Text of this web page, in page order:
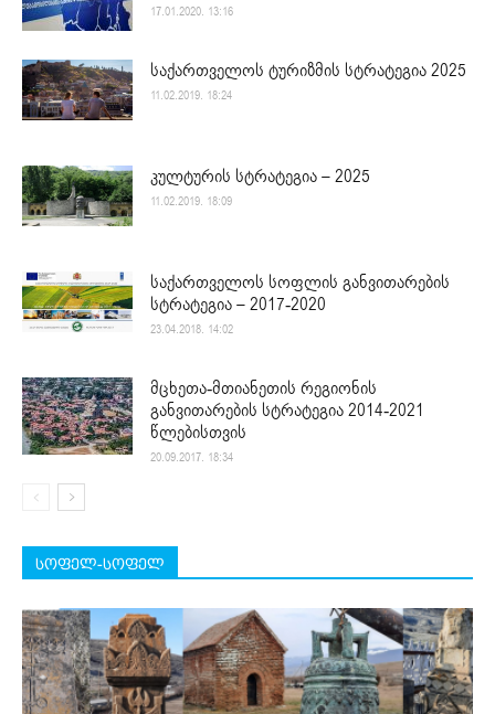
17.01.2020. 13:16
საქართველოს ტურიზმის სტრატეგია 2025
11.02.2019. 18:24
კულტურის სტრატეგია – 2025
11.02.2019. 18:09
საქართველოს სოფლის განვითარების
სტრატეგია – 2017-2020
23.04.2018. 14:02
მცხეთა-მთიანეთის რეგიონის
განვითარების სტრატეგია 2014-2021
წლებისთვის
20.09.2017. 18:34
სოფელ-სოფელ